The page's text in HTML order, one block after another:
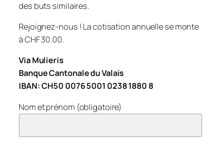
des buts similaires.
Rejoignez-nous ! La cotisation annuelle se monte
à CHF 30.00.
Via Mulieris
Banque Cantonale du Valais
IBAN: CH50 0076 5001 0238 1880 8
Nom et prénom (obligatoire)